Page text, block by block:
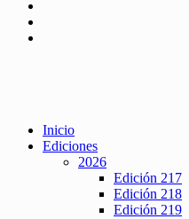
Inicio
Ediciones
2026
Edición 217
Edición 218
Edición 219